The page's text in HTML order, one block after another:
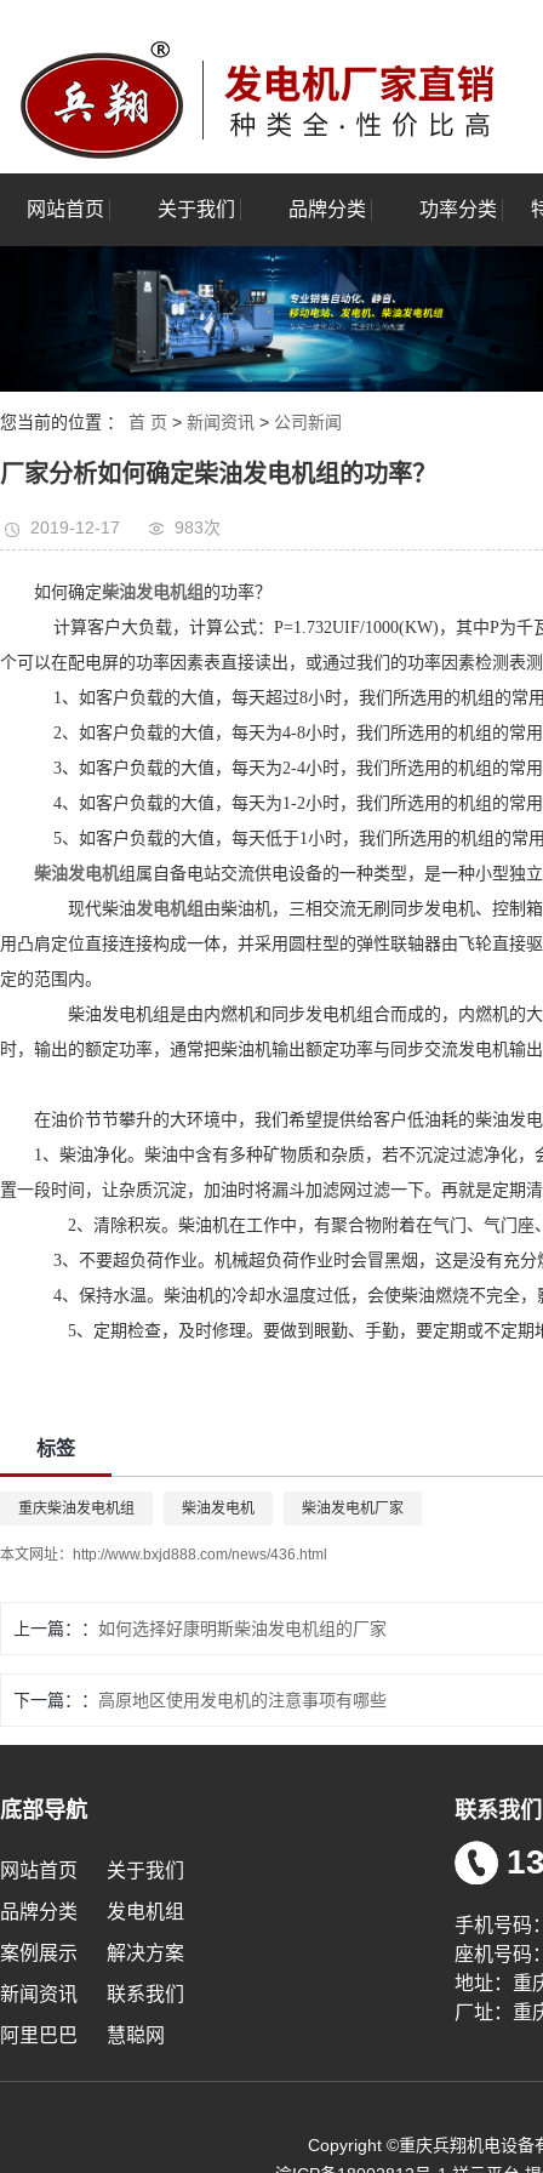
网站首页 关于我们
公司简介
资质荣誉
验厂报告
品牌分类
玉柴发电机组
潍柴发电机组
康明斯发电机组
威曼系列
上海申动发电机组
济柴发电机组
道依茨发电机组
韩国大宇发电机组
珀金斯发电机组
功率分类
3kw-100kw
120kw-500kw
550kw-1000kw
您当前的位置 ： 首 页 > 新闻资讯 > 公司新闻
厂家分析如何确定柴油发电机组的功率？
2019-12-17 983次
如何确定柴油发电机组 的功率？
计算客户大负载，计算公式：P=1.732UIF/1000(KW)，其中P为
个可以在配电屏的功率因素表直接读出，或通过我们的功率因素检测表
1、如客户负载的大值，每天超过8小时，我们所选用的机组的常
2、如客户负载的大值，每天为4-8小时，我们所选用的机组的常
3、如客户负载的大值，每天为2-4小时，我们所选用的机组的常
4、如客户负载的大值，每天为1-2小时，我们所选用的机组的常
5、如客户负载的大值，每天低于1小时，我们所选用的机组的常
柴油发电机组属自备电站交流供电设备的一种类型，是一种小型独
现代柴油发电机组 由柴油机，三相交流无刷同步发电机、控制
用凸肩定位直接连接构成一体，并采用圆柱型的弹性联轴器由飞轮直接
定的范围内。
柴油发电机组是由内燃机和同步发电机组合而成的，内燃机的大
时，输出的额定功率，通常把柴油机输出额定功率与同步交流发电机输
在油价节节攀升的大环境中，我们希望提供给客户低油耗的柴油发
1、柴油净化。柴油中含有多种矿物质和杂质，若不沉淀过滤净化
置一段时间，让杂质沉淀，加油时将漏斗加滤网过滤一下。再就是定期
2、清除积炭。柴油机在工作中，有聚合物附着在气门、气门座
3、不要超负荷作业。机械超负荷作业时会冒黑烟，这是没有充
4、保持水温。柴油机的冷却水温度过低，会使柴油燃烧不完全
5、定期检查，及时修理。要做到眼勤、手勤，要定期或不定期
标签
重庆柴油发电机组 柴油发电机 柴油发电机厂家
本文网址： http://www.bxjd888.com/news/436.html
上一篇： 如何选择好康明斯柴油发电机组的厂家
下一篇： 高原地区使用发电机的注意事项有哪些
底部导航
网站首页
关于我们
品牌分类
发电机组
案例展示
解决方案
新闻资讯
联系我们
阿里巴巴
慧聪网
联系我们
手机号码
座机号码
地址：重
厂址：重
Copyright ©重庆兵翔机电设备